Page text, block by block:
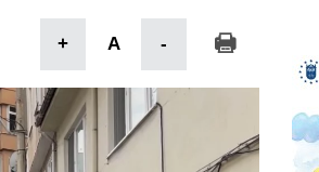
+ A -